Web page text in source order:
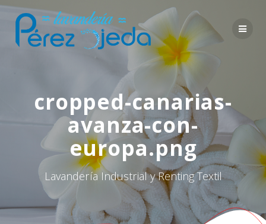
contenido
cropped-canarias-
avanza-con-
europa.png
Lavandería Industrial y Renting Textil